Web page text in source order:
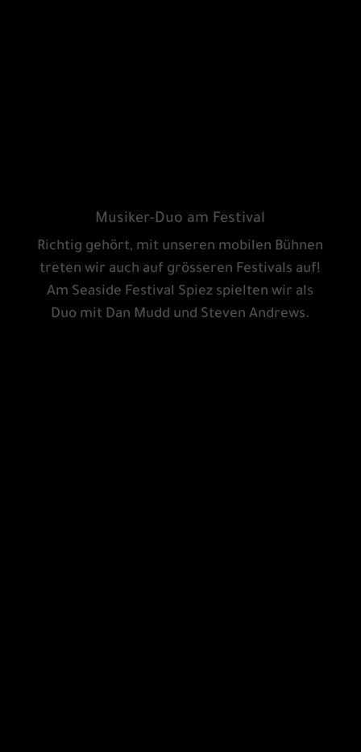
Musiker-Duo am Festival
Richtig gehört, mit unseren mobilen Bühnen
treten wir auch auf grösseren Festivals auf!
Am Seaside Festival Spiez spielten wir als
Duo mit Dan Mudd und Steven Andrews.